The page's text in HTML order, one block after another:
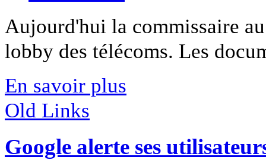
Aujourd'hui la commissaire
lobby des télécoms. Les
En savoir plus
Old Links
Google alerte ses